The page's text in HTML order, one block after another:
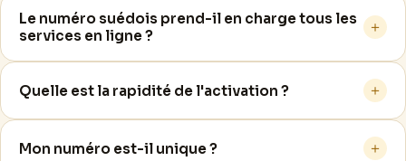
Le numéro suédois prend-il en charge tous les
services en ligne ?
＋
Quelle est la rapidité de l'activation ? ＋
Mon numéro est-il unique ? ＋